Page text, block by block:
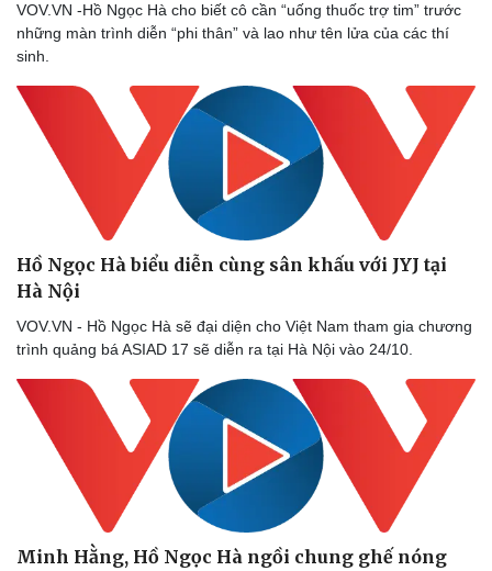
VOV.VN -Hồ Ngọc Hà cho biết cô cần “uống thuốc trợ tim” trước
những màn trình diễn “phi thân” và lao như tên lửa của các thí
sinh.
Hồ Ngọc Hà biểu diễn cùng sân khấu với JYJ tại
Hà Nội
VOV.VN - Hồ Ngọc Hà sẽ đại diện cho Việt Nam tham gia chương
trình quảng bá ASIAD 17 sẽ diễn ra tại Hà Nội vào 24/10.
Minh Hằng, Hồ Ngọc Hà ngồi chung ghế nóng